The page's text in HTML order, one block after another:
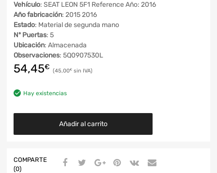
Vehículo: SEAT LEON 5F1 Reference Año: 2016
Año fabricación: 2015 2016
Estado: Material de segunda mano
Nº Puertas: 5
Ubicación: Almacenada
Observaciones: 5Q0907530L
54,45€ 45,00€
Hay existencias
Añadir al carrito
COMPARTE
(0)